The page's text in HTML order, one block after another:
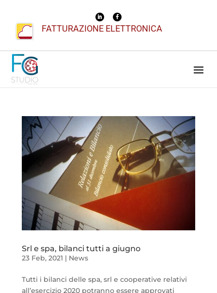
FATTURAZIONE ELETTRONICA
Srl e spa, bilanci tutti a giugno
23 Feb, 2021 | News
Tutti i bilanci delle spa, srl e cooperative relativi
all’esercizio 2020 potranno essere approvati